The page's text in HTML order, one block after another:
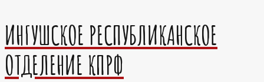
ИНГУШСКОЕ РЕСПУБЛИКАНСКОЕ
ОТДЕЛЕНИЕ КПРФ